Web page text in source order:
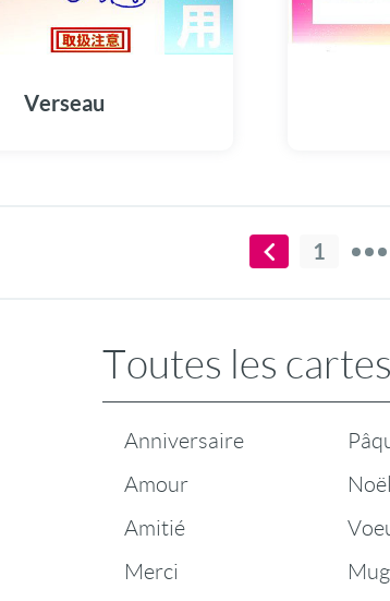
Verseau
1
Toutes les cartes
Anniversaire
Amour
Amitié
Merci
Noël